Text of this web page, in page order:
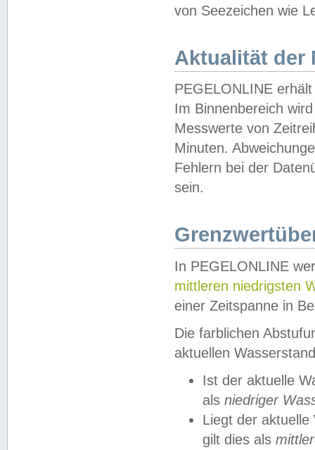
von Seezeichen wie
Aktualität der
PEGELONLINE
Im Binnenbereich
Messwerte von
Minuten.
Fehlern bei der
sein.
In PEGELONLINE
mittleren niedrigsten
einer Zeitspanne in
Die farblichen
aktuellen
Ist der aktuelle
als niedriger
Liegt der
gilt dies als